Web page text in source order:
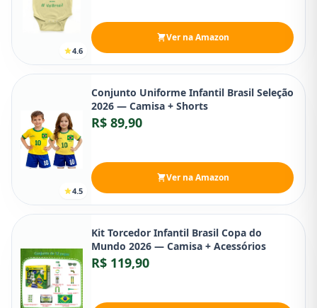
4.6
Ver na Amazon
4.5
Conjunto Uniforme Infantil Brasil Seleção
2026 — Camisa + Shorts
R$ 89,90
Ver na Amazon
Kit Torcedor Infantil Brasil Copa do
Mundo 2026 — Camisa + Acessórios
R$ 119,90